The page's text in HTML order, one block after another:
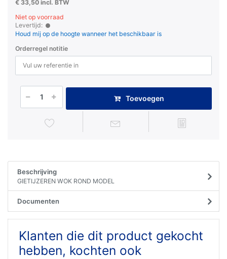
€ 33,50 incl. BTW
Niet op voorraad
Levertijd:
Houd mij op de hoogte wanneer het beschikbaar is
Orderregel notitie
Toevoegen
Beschrijving
GIETIJZEREN WOK ROND MODEL
Documenten
Klanten die dit product gekocht
hebben, kochten ook